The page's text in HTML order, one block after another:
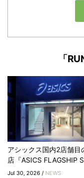
「
アシックス国内2店舗目
店『ASICS FLAGSHIP
Jul 30, 2026 / NEWS